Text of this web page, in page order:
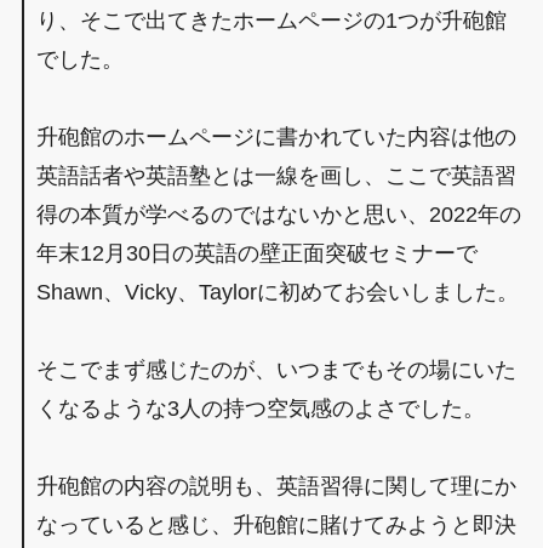
り、そこで出てきたホームページの1つが升砲館
でした。
升砲館のホームページに書かれていた内容は他の
英語話者や英語塾とは一線を画し、ここで英語習
得の本質が学べるのではないかと思い、2022年の
年末12月30日の英語の壁正面突破セミナーで
Shawn、Vicky、Taylorに初めてお会いしました。
そこでまず感じたのが、いつまでもその場にいた
くなるような3人の持つ空気感のよさでした。
升砲館の内容の説明も、英語習得に関して理にか
なっていると感じ、升砲館に賭けてみようと即決